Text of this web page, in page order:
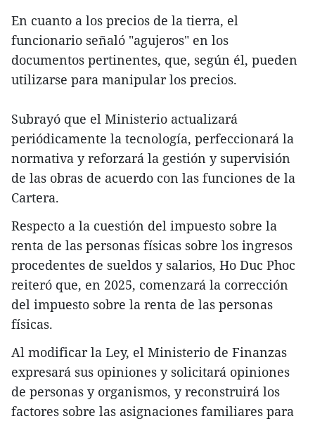
En cuanto a los precios de la tierra, el
funcionario señaló "agujeros" en los
documentos pertinentes, que, según él, pueden
utilizarse para manipular los precios.
Subrayó que el Ministerio actualizará
periódicamente la tecnología, perfeccionará la
normativa y reforzará la gestión y supervisión
de las obras de acuerdo con las funciones de la
Cartera.
Respecto a la cuestión del impuesto sobre la
renta de las personas físicas sobre los ingresos
procedentes de sueldos y salarios, Ho Duc Phoc
reiteró que, en 2025, comenzará la corrección
del impuesto sobre la renta de las personas
físicas.
Al modificar la Ley, el Ministerio de Finanzas
expresará sus opiniones y solicitará opiniones
de personas y organismos, y reconstruirá los
factores sobre las asignaciones familiares para